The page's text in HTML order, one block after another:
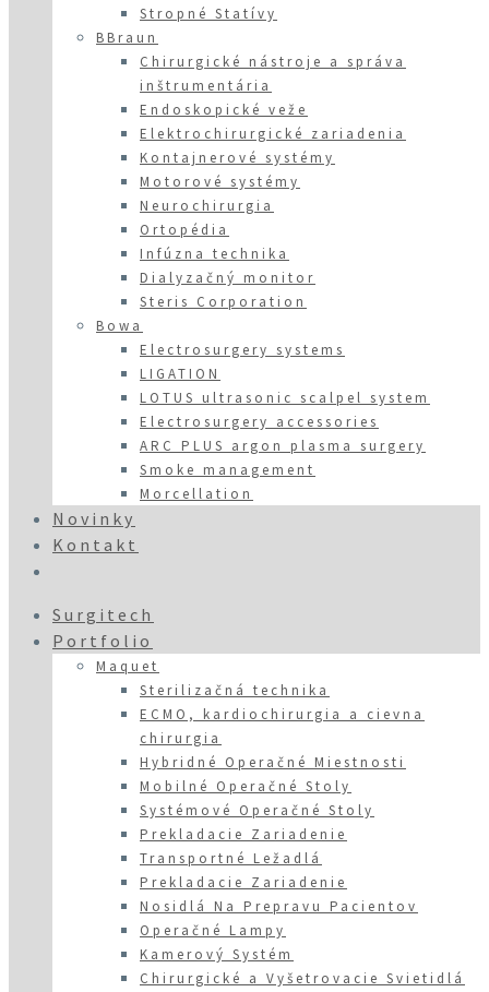
Stropné Statívy
BBraun
Chirurgické nástroje a správa
inštrumentária
Endoskopické veže
Elektrochirurgické zariadenia
Kontajnerové systémy
Motorové systémy
Neurochirurgia
Ortopédia
Infúzna technika
Dialyzačný monitor
Steris Corporation
Bowa
Electrosurgery systems
LIGATION
LOTUS ultrasonic scalpel system
Electrosurgery accessories
ARC PLUS argon plasma surgery
Smoke management
Morcellation
Novinky
Kontakt
Surgitech
Portfolio
Maquet
Sterilizačná technika
ECMO, kardiochirurgia a cievna
chirurgia
Hybridné Operačné Miestnosti
Mobilné Operačné Stoly
Systémové Operačné Stoly
Prekladacie Zariadenie
Transportné Ležadlá
Prekladacie Zariadenie
Nosidlá Na Prepravu Pacientov
Operačné Lampy
Kamerový Systém
Chirurgické a Vyšetrovacie Svietidlá